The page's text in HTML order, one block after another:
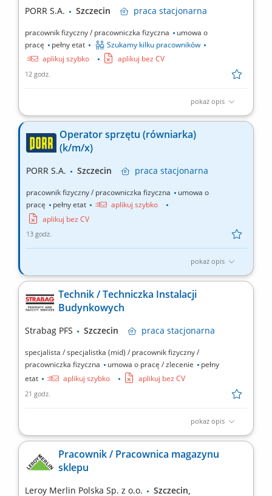
PORR S.A. Szczecin praca stacjonarna
pracownik fizyczny / pracowniczka fizyczna
umowa o
pracę
pełny etat
Szukamy kilku pracowników
aplikuj szybko
aplikuj bez CV
12 godz.
pokaż opis
Zadania: Obsługa i eksploatacja pojazdu ciężarowego typu
zgłaszanie usterek, Współpraca z brygadą roboczą i innymi
operatorami w celu zapewnienia sprawnej realizacji zadań
Operator sprzętu (równiarka)
(k/m/x)
PORR S.A. Szczecin praca stacjonarna
pracownik fizyczny / pracowniczka fizyczna
umowa o
pracę
pełny etat
aplikuj szybko
aplikuj bez CV
13 godz.
pokaż opis
Zadania: Wykonywanie prac związanych z profilowaniem i
użyciu równiarki, Przygotowanie podłoża pod dalsze etapy robót
drogowych zgodnie z dokumentacją i wytycznymi, Obsługa
Technik / Techniczka Instalacji
Budynkowych
Strabag PFS Szczecin praca stacjonarna
specjalista / specjalistka (mid) / pracownik fizyczny /
pracowniczka fizyczna
umowa o pracę / zlecenie
pełny
etat
aplikuj szybko aplikuj bez CV
21 godz.
pokaż opis
Opis stanowiska Utrzymanie sprawności instalacji budynkowych:
Regularne przeglądy oraz konserwacja urządzeń technicznych.
Usuwanie awarii i bieżące reagowanie na zgłoszenia serwisowe.
Pracownik / Pracownica magazynu
sklepu
Leroy Merlin Polska Sp. z o.o.
Szczecin,